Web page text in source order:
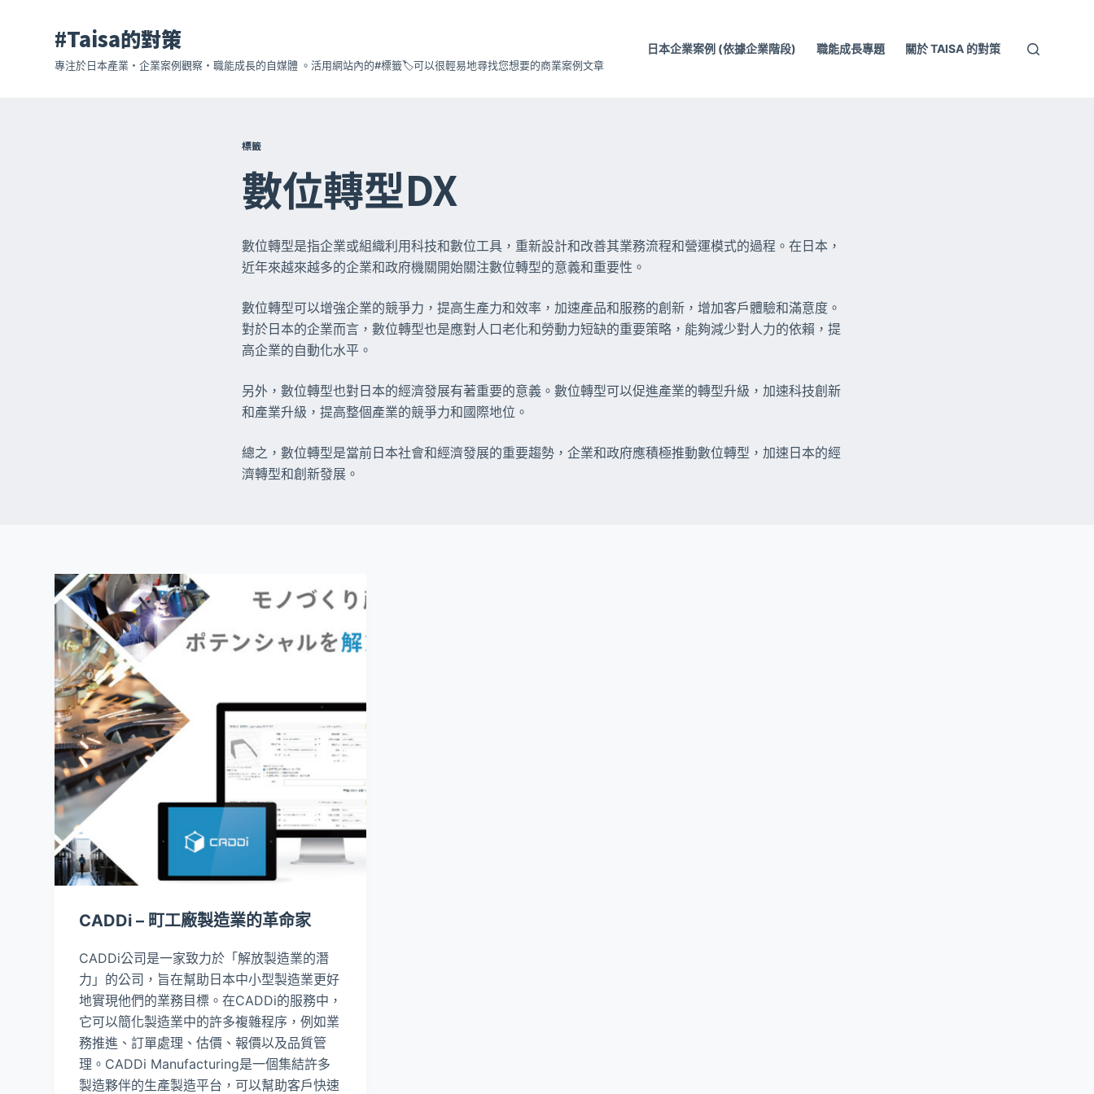
#Taisa的對策
專注於日本產業・企業案例觀察・職能成長的自媒體 。活用網站內的#標籤🏷️可以很輕易地尋找您想要的商業案例文章
日本企業案例 (依據企業階段) 職能成長專題 關於 TAISA 的對策
標籤
數位轉型DX
數位轉型是指企業或組織利用科技和數位工具，重新設計和改善其業務流程和營運模式的過程。在日本，
近年來越來越多的企業和政府機關開始關注數位轉型的意義和重要性。
數位轉型可以增強企業的競爭力，提高生產力和效率，加速產品和服務的創新，增加客戶體驗和滿意度。
對於日本的企業而言，數位轉型也是應對人口老化和勞動力短缺的重要策略，能夠減少對人力的依賴，提
高企業的自動化水平。
另外，數位轉型也對日本的經濟發展有著重要的意義。數位轉型可以促進產業的轉型升級，加速科技創新
和產業升級，提高整個產業的競爭力和國際地位。
總之，數位轉型是當前日本社會和經濟發展的重要趨勢，企業和政府應積極推動數位轉型，加速日本的經
濟轉型和創新發展。
CADDi – 町工廠製造業的革命家
CADDi公司是一家致力於「解放製造業的潛
力」的公司，旨在幫助日本中小型製造業更好
地實現他們的業務目標。在CADDi的服務中，
它可以簡化製造業中的許多複雜程序，例如業
務推進、訂單處理、估價、報價以及品質管
理。CADDi Manufacturing是一個集結許多
製造夥伴的生產製造平台，可以幫助客戶快速